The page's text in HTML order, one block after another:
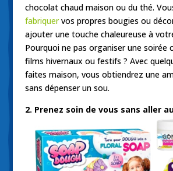
chocolat chaud maison ou du thé.
fabriquervos propres bougies ou
ajouter une touche chaleureuse à
Pourquoi ne pas organiser une soirée
films hivernaux ou festifs ? Avec
faites maison, vous obtiendrez une
sans dépenser un sou.
2. Prenez soin de vous sans aller